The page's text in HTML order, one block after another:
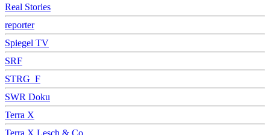
Real Stories
reporter
Spiegel TV
SRF
STRG_F
SWR Doku
Terra X
Terra X Lesch & Co